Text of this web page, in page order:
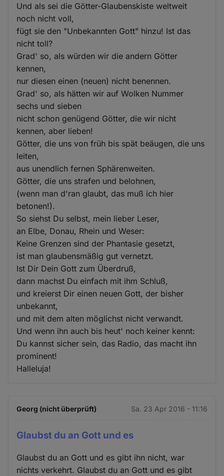
Und als sei die Götter-Glaubenskiste weltweit
noch nicht voll,
fügt sie den "Unbekannten Gott" hinzu! Ist das
nicht toll?
Grad' so, als würden wir die andern Götter
kennen,
nur diesen einen (neuen) nicht benennen.
Grad' so, als hätten wir auf Wolken Nummer
sechs und sieben
nicht schon genügend Götter, die wir nicht
kennen, aber lieben!
Götter, die uns von früh bis spät beäugen, die uns
leiten,
aus unendlich fernen Sphärenweiten.
Götter, die uns strafen und belohnen,
(wenn man d'ran glaubt, das muß ich hier
betonen!).
So siehst Du selbst, mein lieber Leser,
an Elbe, Donau, Rhein und Weser:
Keine Grenzen sind der Phantasie gesetzt,
ist man glaubensmäßig gut vernetzt.
Ist Dir Dein Gott zum Überdruß,
dann machst Du einfach mit ihm Schluß,
und kreierst Dir einen neuen Gott, der bisher
unbekannt,
und mit dem alten möglichst nicht verwandt.
Und wenn ihn auch bis heut' noch keiner kennt:
Du kannst sicher sein, das Radio, das macht ihn
prominent!
Halleluja!
Georg (nicht überprüft) Sa. 23 Apr 2016 - 11:16
Glaubst du an Gott und es
Glaubst du an Gott und es gibt ihn nicht, war
nichts verkehrt. Glaubst du an Gott und es gibt